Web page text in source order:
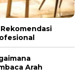
Arah